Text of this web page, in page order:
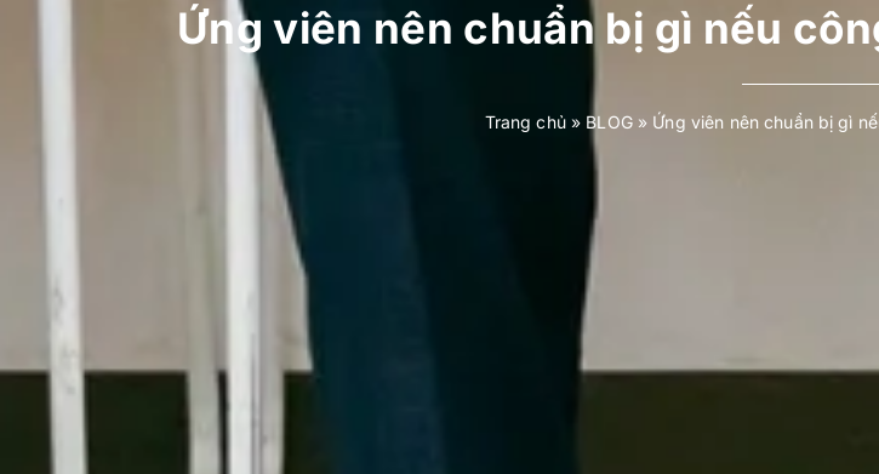
Ứng viên nên chuẩn bị gì nếu
Trang chủ» BLOG» Ứng viên nên chuẩn bị gì